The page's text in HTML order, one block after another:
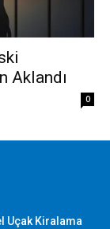
Aklandı
0
Uçak Kiralama